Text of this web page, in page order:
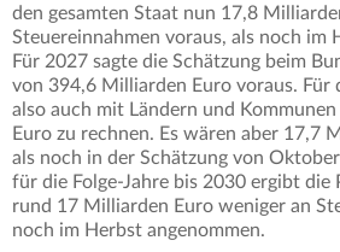
den gesamten Staat nun 17,8
Steuereinnahmen voraus, als noch im
Für 2027 sagte die Schätzung beim
von 394,6 Milliarden Euro voraus. Für
also auch mit Ländern und
Euro zu rechnen. Es wären aber 17,7
als noch in der Schätzung von
für die Folge-Jahre bis 2030 ergibt die
rund 17 Milliarden Euro weniger an
noch im Herbst angenommen.